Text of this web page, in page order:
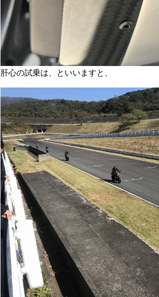
肝心の試乗は、といいますと、